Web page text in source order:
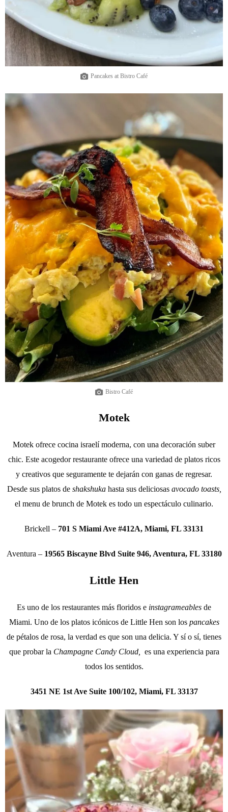
Pancakes at Bistro Café
Bistro Café
Motek
Motek ofrece cocina israelí moderna, con una decoración suber
chic. Este acogedor restaurante ofrece una variedad de platos ricos
y creativos que seguramente te dejarán con ganas de regresar.
Desde sus platos de shakshukahasta sus deliciosas avocado toasts,
el menu de brunch de Motek es todo un espectáculo culinario.
Brickell – 701 S Miami Ave #412A, Miami, FL 33131
Aventura – 19565 Biscayne Blvd Suite 946, Aventura, FL 33180
Little Hen
Es uno de los restaurantes más floridos e instagrameables de
Miami. Uno de los platos icónicos de Little Hen son los pancakes
de pétalos de rosa, la verdad es que son una delicia. Y sí o sí, tienes
que probar la Champagne Candy Cloud, es una experiencia para
todos los sentidos.
3451 NE 1st Ave Suite 100/102, Miami, FL 33137